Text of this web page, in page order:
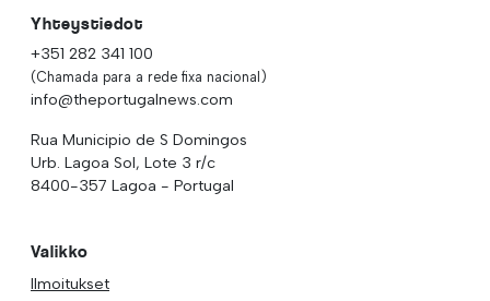
Yhteystiedot
+351 282 341 100
(Chamada para a rede fixa nacional)
info@theportugalnews.com
Rua Municipio de S Domingos
Urb. Lagoa Sol, Lote 3 r/c
8400-357 Lagoa - Portugal
Valikko
Ilmoitukset